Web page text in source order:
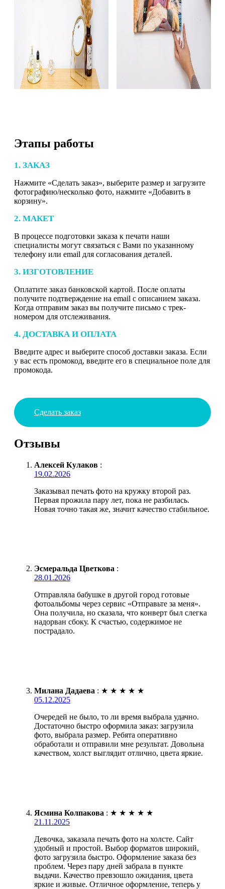
Этапы работы
1. ЗАКАЗ
Нажмите «Сделать заказ», выберите размер и загрузите
фотографию/несколько фото, нажмите «Добавить в
корзину».
2. МАКЕТ
В процессе подготовки заказа к печати наши
специалисты могут связаться с Вами по указанному
телефону или email для согласования деталей.
3. ИЗГОТОВЛЕНИЕ
Оплатите заказ банковской картой. После оплаты
получите подтверждение на email с описанием заказа.
Когда отправим заказ вы получите письмо с трек-
номером для отслеживания.
4. ДОСТАВКА И ОПЛАТА
Введите адрес и выберите способ доставки заказа. Если
у вас есть промокод, введите его в специальное поле для
промокода.
Сделать заказ
Отзывы
Алексей Кулаков :
19.02.2026
Заказывал печать фото на кружку второй раз.
Первая прожила пару лет, пока не разбилась.
Новая точно такая же, значит качество стабильное.
Эсмеральда Цветкова :
28.01.2026
Отправляла бабушке в другой город готовые
фотоальбомы через сервис «Отправьте за меня».
Она получила, но сказала, что конверт был слегка
надорван сбоку. К счастью, содержимое не
пострадало.
Милана Дадаева : ★ ★ ★ ★ ★
05.12.2025
Очередей не было, то ли время выбрала удачно.
Достаточно быстро оформила заказ: загрузила
фото, выбрала размер. Ребята оперативно
обработали и отправили мне результат. Довольна
качеством, холст выглядит отлично, цвета яркие.
Ясмина Колпакова : ★ ★ ★ ★ ★
21.11.2025
Девочка, заказала печать фото на холсте. Сайт
удобный и простой. Выбор форматов широкий,
фото загрузила быстро. Оформление заказа без
проблем. Через пару дней забрала в пункте
выдачи. Качество превзошло ожидания, цвета
яркие и живые. Отличное оформление, теперь у